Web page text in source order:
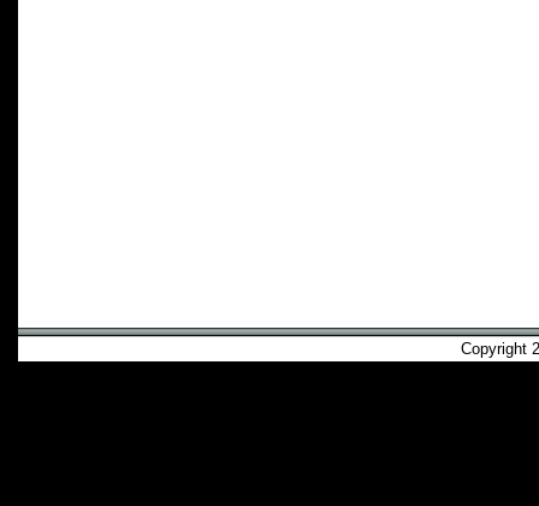
Copyright